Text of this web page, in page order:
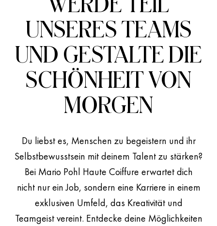
WERDE TEIL
UNSERES TEAMS
UND GESTALTE DIE
SCHÖNHEIT VON
MORGEN
Du liebst es, Menschen zu begeistern und ihr
Selbstbewusstsein mit deinem Talent zu stärken?
Bei Mario Pohl Haute Coiffure erwartet dich
nicht nur ein Job, sondern eine Karriere in einem
exklusiven Umfeld, das Kreativität und
Teamgeist vereint. Entdecke deine Möglichkeiten